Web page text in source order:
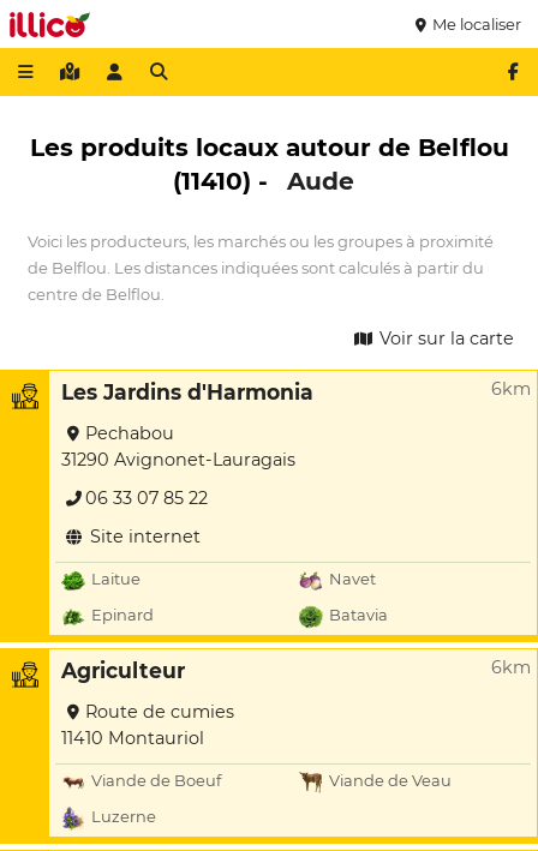
Me localiser
Les produits locaux autour de Belflou
(11410) -
Aude
Voici les producteurs, les marchés ou les groupes à proximité
de Belflou. Les distances indiquées sont calculés à partir du
centre de Belflou.
Voir sur la carte
Les Jardins d'Harmonia 6km
Pechabou
31290 Avignonet-Lauragais
06 33 07 85 22
Site internet
Laitue
Navet
Epinard
Batavia
Agriculteur 6km
Route de cumies
11410 Montauriol
Viande de Boeuf
Viande de Veau
Luzerne